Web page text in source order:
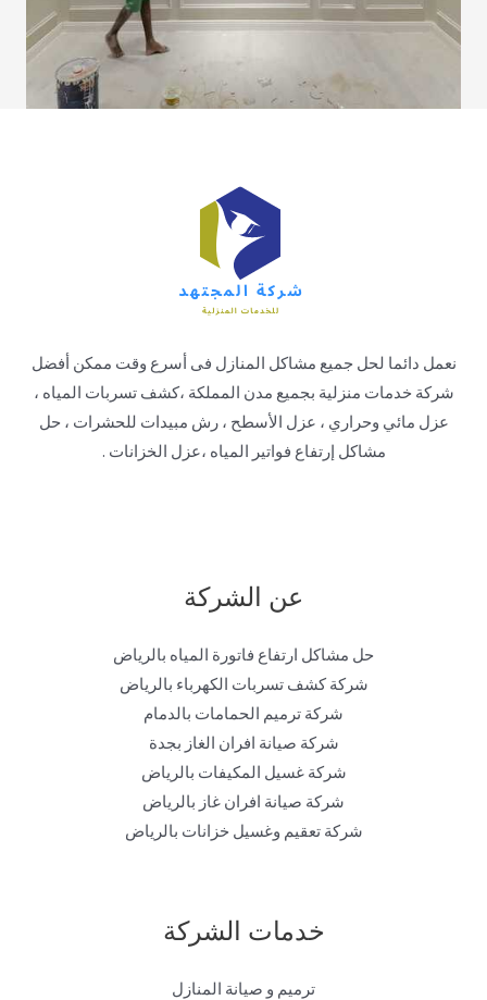
نعمل دائما لحل جميع مشاكل المنازل فى أسرع وقت ممكن أفضل
شركة خدمات منزلية بجميع مدن المملكة ،كشف تسربات المياه ،
عزل مائي وحراري ، عزل الأسطح ، رش مبيدات للحشرات ، حل
مشاكل إرتفاع فواتير المياه ،عزل الخزانات .
عن الشركة
حل مشاكل ارتفاع فاتورة المياه بالرياض
شركة كشف تسربات الكهرباء بالرياض
شركة ترميم الحمامات بالدمام
شركة صيانة افران الغاز بجدة
شركة غسيل المكيفات بالرياض
شركة صيانة افران غاز بالرياض
شركة تعقيم وغسيل خزانات بالرياض
خدمات الشركة
ترميم و صيانة المنازل